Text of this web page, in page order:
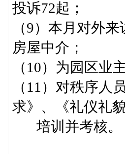
投诉72起；
（9）本月对外
房屋中介；
（10）为园区业
（11）对秩序人
求》、《礼仪礼貌
培训并考核。